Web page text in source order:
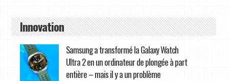
Innovation
Samsung a transformé la Galaxy Watch
Ultra 2 en un ordinateur de plongée à part
entière – mais il y a un problème